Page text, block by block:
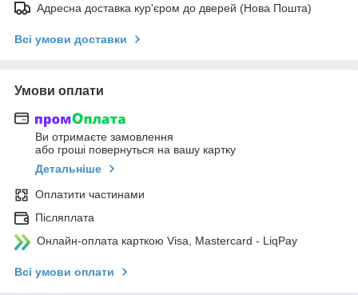
Адресна доставка кур'єром до дверей (Нова Пошта)
Всі умови доставки
Умови оплати
Ви отримаєте замовлення
або гроші повернуться на вашу картку
Детальніше
Оплатити частинами
Післяплата
Онлайн-оплата карткою Visa, Mastercard - LiqPay
Всі умови оплати